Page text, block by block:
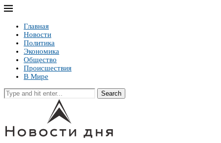
Главная
Новости
Политика
Экономика
Общество
Происшествия
В Мире
Search